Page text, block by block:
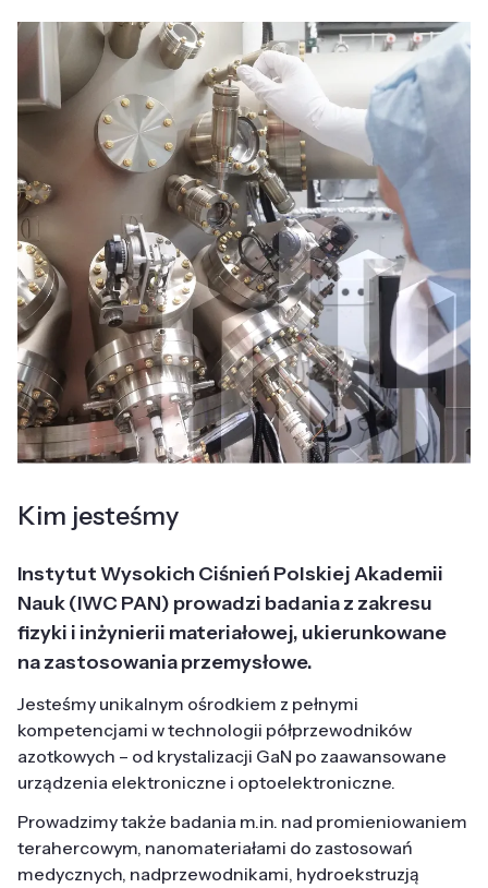
Kim jesteśmy
Instytut Wysokich Ciśnień Polskiej Akademii
Nauk (IWC PAN) prowadzi badania z zakresu
fizyki i inżynierii materiałowej, ukierunkowane
na zastosowania przemysłowe.
Jesteśmy unikalnym ośrodkiem z pełnymi
kompetencjami w technologii półprzewodników
azotkowych – od krystalizacji GaN po zaawansowane
urządzenia elektroniczne i optoelektroniczne.
Prowadzimy także badania m.in. nad promieniowaniem
terahercowym, nanomateriałami do zastosowań
medycznych, nadprzewodnikami, hydroekstruzją